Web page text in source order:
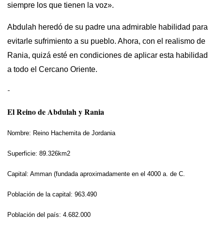
siempre los que tienen la voz».
Abdulah heredó de su padre una admirable habilidad para
evitarle sufrimiento a su pueblo. Ahora, con el realismo de
Rania, quizá esté en condiciones de aplicar esta habilidad
a todo el Cercano Oriente.
–
El Reino de Abdulah y Rania
Nombre: Reino Hachemita de Jordania
Superficie: 89.326km2
Capital: Amman (fundada aproximadamente en el 4000 a. de C.
Población de la capital: 963.490
Población del país: 4.682.000